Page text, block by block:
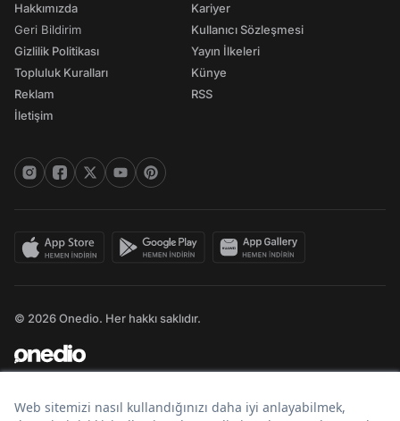
Hakkımızda
Geri Bildirim
Gizlilik Politikası
Topluluk Kuralları
Reklam
İletişim
Kariyer
Kullanıcı Sözleşmesi
Yayın İlkeleri
Künye
RSS
© 2026 Onedio. Her hakkı saklıdır.
Bir markasıdır.